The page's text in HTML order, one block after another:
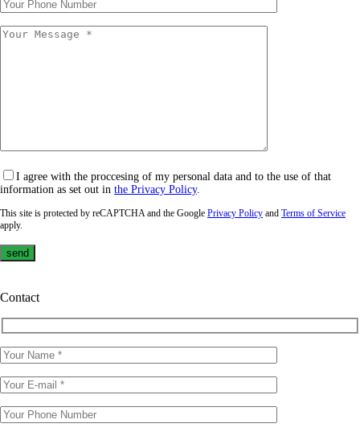
I agree with the proccesing of my personal data and to the use of that
information as set out in the Privacy Policy.
This site is protected by reCAPTCHA and the Google Privacy Policy and Terms of Service
apply.
Contact